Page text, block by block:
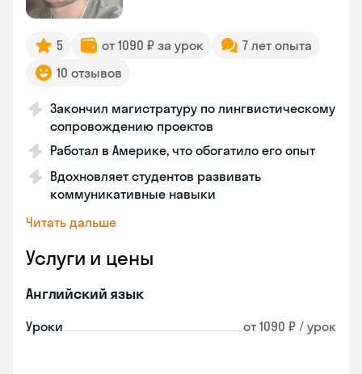
5 от 1090 ₽ за урок
7 лет опыта
10 отзывов
Закончил магистратуру по лингвистическому
сопровождению проектов
Работал в Америке, что обогатило его опыт
Вдохновляет студентов развивать
коммуникативные навыки
Читать дальше
Услуги и цены
Английский язык
Уроки от 1090 ₽ / урок